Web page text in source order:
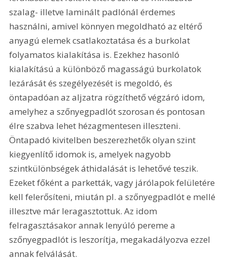
szalag- illetve laminált padlónál érdemes
használni, amivel könnyen megoldható az eltérő
anyagú elemek csatlakoztatása és a burkolat
folyamatos kialakítása is. Ezekhez hasonló
kialakítású a különböző magasságú burkolatok
lezárását és szegélyezését is megoldó, és
öntapadóan az aljzatra rögzíthető végzáró idom,
amelyhez a szőnyegpadlót szorosan és pontosan
élre szabva lehet hézagmentesen illeszteni.
Öntapadó kivitelben beszerezhetők olyan szint
kiegyenlítő idomok is, amelyek nagyobb
szintkülönbségek áthidalását is lehetővé teszik.
Ezeket főként a parketták, vagy járólapok felületére
kell felerősíteni, miután pl. a szőnyegpadlót e mellé
illesztve már leragasztottuk. Az idom
felragasztásakor annak lenyúló pereme a
szőnyegpadlót is leszorítja, megakadályozva ezzel
annak felválását.